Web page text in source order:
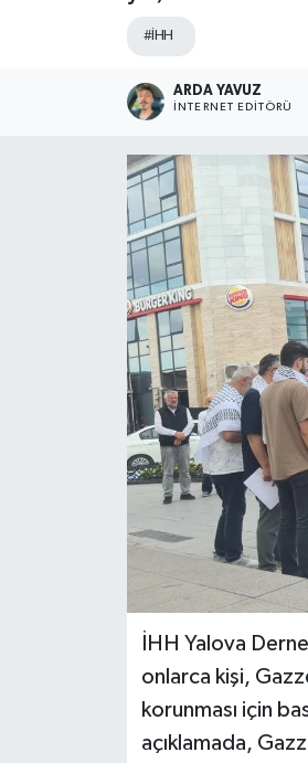
#İHH
ARDA YAVUZ
İNTERNET EDITÖRÜ
İHH Yalova
onlarca kişi,
korunması için
açıklamada,
ULUSAL
İLÇELERİMİZ
RESMİ İLAN